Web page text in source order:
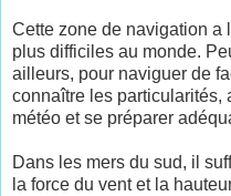
Cette zone de navigation a
plus difficiles au monde.
ailleurs, pour naviguer de
connaître les particularités,
météo et se préparer
Dans les mers du sud, il
la force du vent et la